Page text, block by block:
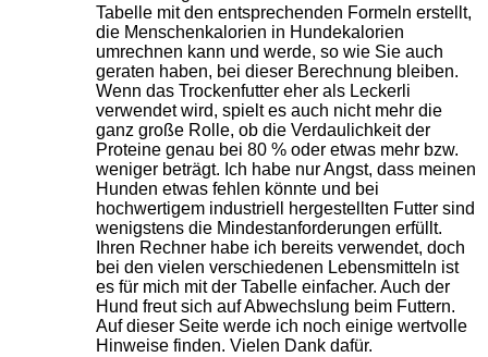
Tabelle mit den entsprechenden Formeln erstellt,
die Menschenkalorien in Hundekalorien
umrechnen kann und werde, so wie Sie auch
geraten haben, bei dieser Berechnung bleiben.
Wenn das Trockenfutter eher als Leckerli
verwendet wird, spielt es auch nicht mehr die
ganz große Rolle, ob die Verdaulichkeit der
Proteine genau bei 80 % oder etwas mehr bzw.
weniger beträgt. Ich habe nur Angst, dass meinen
Hunden etwas fehlen könnte und bei
hochwertigem industriell hergestellten Futter sind
wenigstens die Mindestanforderungen erfüllt.
Ihren Rechner habe ich bereits verwendet, doch
bei den vielen verschiedenen Lebensmitteln ist
es für mich mit der Tabelle einfacher. Auch der
Hund freut sich auf Abwechslung beim Futtern.
Auf dieser Seite werde ich noch einige wertvolle
Hinweise finden. Vielen Dank dafür.